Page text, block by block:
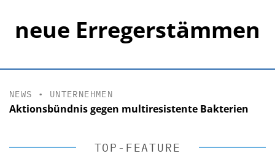
neue Erregerstämmen
NEWS • UNTERNEHMEN
Aktionsbündnis gegen multiresistente Bakterien
TOP-FEATURE